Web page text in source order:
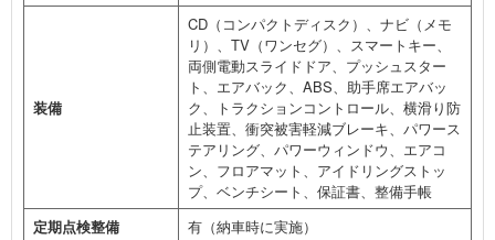
装備
CD（コンパクトディスク）、ナビ（メモ
リ）、TV（ワンセグ）、スマートキー、
両側電動スライドドア、プッシュスター
ト、エアバック、ABS、助手席エアバッ
ク、トラクションコントロール、横滑り防
止装置、衝突被害軽減ブレーキ、パワース
テアリング、パワーウィンドウ、エアコ
ン、フロアマット、アイドリングストッ
プ、ベンチシート、保証書、整備手帳
定期点検整備
有（納車時に実施）